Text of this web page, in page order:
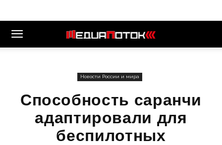
Новости России и мира
Способность саранчи
адаптировали для
беспилотных